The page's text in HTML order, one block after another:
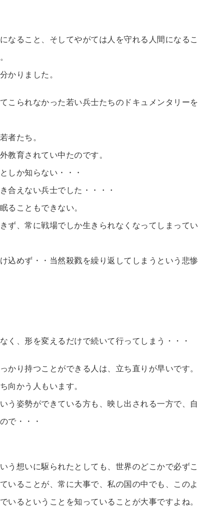
なること、そしてやがては人を守れる人間になるこ
かりました。
こられなかった若い兵士たちのドキュメンタリーを
者たち。
教育されてい中たのです。
しか知らない・・・
合えない兵士でした・・・・
ることもできない。
ず、常に戦場でしか生きられなくなってしまってい
込めず・・当然殺戮を繰り返してしまうという悲惨
く、形を変えるだけで続いて行ってしまう・・・
り持つことができる人は、立ち直りが早いです。
向かう人もいます。
う姿勢ができている方も、映し出される一方で、自
で・・・
う想いに駆られたとしても、世界のどこかで必ずこ
いることが、常に大事で、私の国の中でも、このよ
るということを知っていることが大事ですよね。